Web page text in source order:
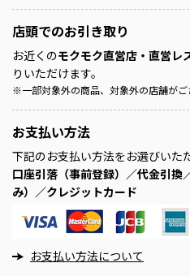
店頭でのお引き取り
お近くのモクモク直営店・直営レ
りいただけます。
※一部対象外の商品、対象外の店舗がご
お支払い方法
下記のお支払い方法をお選びいた
口座引落（事前登録）／代金引換
み）／クレジットカード
お支払い方法について